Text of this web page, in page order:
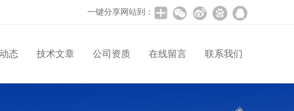
一键分享网站到：
态 技术文章 公司资质 在线留言 联系我们